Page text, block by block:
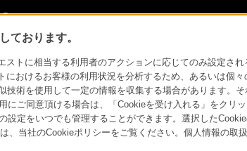
製品のアクセシビリティ 法人のお客様はこちら
ております。
トに相当する利用者のアクションに応じてのみ設定さ
おけるお客様の利用状況を分析するため、あるいは個
術を使用して一定の情報を収集する場合があります。
ご同意頂ける場合は、「Cookieを受け入れる」をクリ
定をいつでも管理することができます。選択した
当社のCookieポリシーをご覧ください。個人情報の取